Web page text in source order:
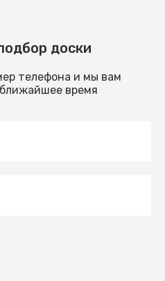
доски
телефона и мы вам
время